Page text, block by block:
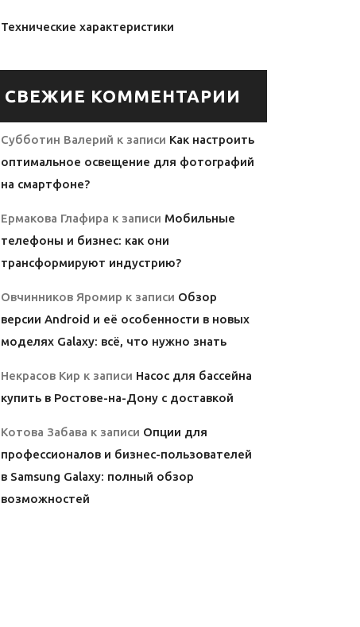
Технические характеристики
СВЕЖИЕ КОММЕНТАРИИ
Субботин Валерий к записи Как настроить
оптимальное освещение для фотографий
на смартфоне?
Ермакова Глафира к записи Мобильные
телефоны и бизнес: как они
трансформируют индустрию?
Овчинников Яромир к записи Обзор
версии Android и её особенности в новых
моделях Galaxy: всё, что нужно знать
Некрасов Кир к записи Насос для бассейна
купить в Ростове-на-Дону с доставкой
Котова Забава к записи Опции для
профессионалов и бизнес-пользователей
в Samsung Galaxy: полный обзор
возможностей